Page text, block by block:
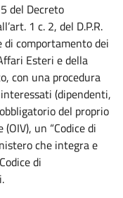
del Decreto
1 c. 2, del D.P.R.
di comportamento dei
Esteri e della
con una procedura
(dipendenti,
del proprio
un “Codice di
che integra e
di